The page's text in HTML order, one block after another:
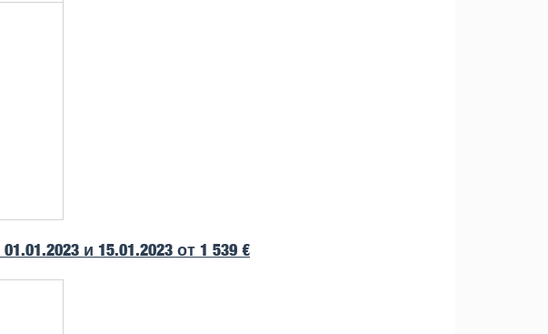
01.01.2023 и 15.01.2023 от 1 539 €